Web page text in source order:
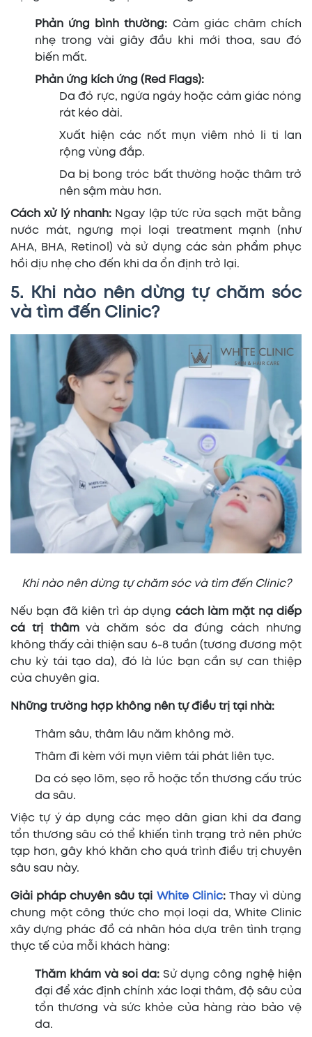
Phản ứng bình thường: Cảm giác châm chích
nhẹ trong vài giây đầu khi mới thoa, sau đó
biến mất.
Phản ứng kích ứng (Red Flags):
Da đỏ rực, ngứa ngáy hoặc cảm giác nóng
rát kéo dài.
Xuất hiện các nốt mụn viêm nhỏ li ti lan
rộng vùng đắp.
Da bị bong tróc bất thường hoặc thâm trở
nên sậm màu hơn.
Cách xử lý nhanh: Ngay lập tức rửa sạch mặt bằng
nước mát, ngưng mọi loại treatment mạnh (như
AHA, BHA, Retinol) và sử dụng các sản phẩm phục
hồi dịu nhẹ cho đến khi da ổn định trở lại.
5. Khi nào nên dừng tự chăm sóc
và tìm đến Clinic?
Khi nào nên dừng tự chăm sóc và tìm đến Clinic?
Nếu bạn đã kiên trì áp dụng cách làm mặt nạ diếp
cá trị thâmvà chăm sóc da đúng cách nhưng
không thấy cải thiện sau 6-8 tuần (tương đương một
chu kỳ tái tạo da), đó là lúc bạn cần sự can thiệp
của chuyên gia.
Những trường hợp không nên tự điều trị tại nhà:
Thâm sâu, thâm lâu năm không mờ.
Thâm đi kèm với mụn viêm tái phát liên tục.
Da có sẹo lõm, sẹo rỗ hoặc tổn thương cấu trúc
da sâu.
Việc tự ý áp dụng các mẹo dân gian khi da đang
tổn thương sâu có thể khiến tình trạng trở nên phức
tạp hơn, gây khó khăn cho quá trình điều trị chuyên
sâu sau này.
Giải pháp chuyên sâu tại White Clinic:Thay vì dùng
chung một công thức cho mọi loại da, White Clinic
xây dựng phác đồ cá nhân hóa dựa trên tình trạng
thực tế của mỗi khách hàng:
Thăm khám và soi da: Sử dụng công nghệ hiện
đại để xác định chính xác loại thâm, độ sâu của
tổn thương và sức khỏe của hàng rào bảo vệ
da.